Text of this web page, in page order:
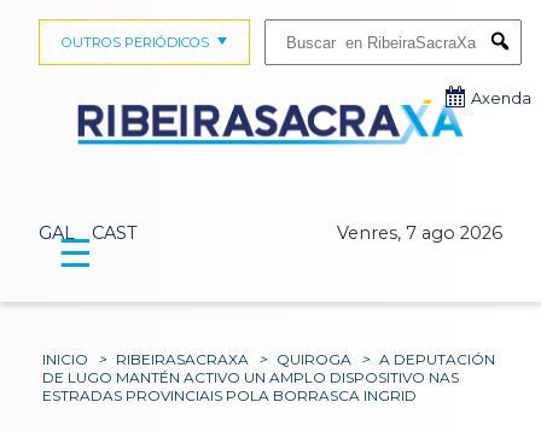
GAL CAST Venres, 7 ago 2026
OUTROS PERIÓDICOS
Axenda
☰
INICIO > RIBEIRASACRAXA > QUIROGA > A DEPUTACIÓN
DE LUGO MANTÉN ACTIVO UN AMPLO DISPOSITIVO NAS
ESTRADAS PROVINCIAIS POLA BORRASCA INGRID